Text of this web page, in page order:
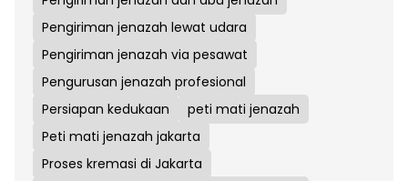
Pengiriman jenazah lewat udara
Pengiriman jenazah via pesawat
Pengurusan jenazah profesional
Persiapan kedukaan
peti mati jenazah
Peti mati jenazah jakarta
Proses kremasi di Jakarta